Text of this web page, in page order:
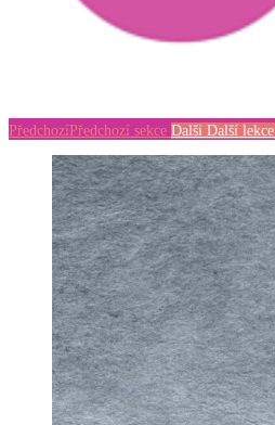
Předchozí Předchozí sekce Další Další lekce